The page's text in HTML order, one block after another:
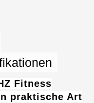
Fitness
praktische Art